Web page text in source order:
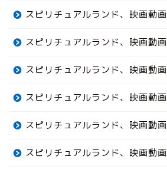
スピリチュアルランド、映画動
スピリチュアルランド、映画動
スピリチュアルランド、映画動
スピリチュアルランド、映画動
スピリチュアルランド、映画動
スピリチュアルランド、映画動